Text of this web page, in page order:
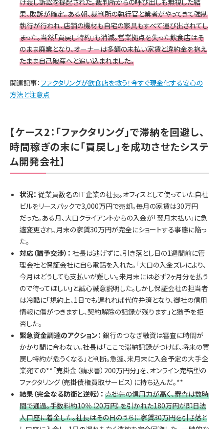
果、敗訴が確定。ある朝、裁判所の執行官と業者がやってきて強制
執行が行われ、店舗の機材も自宅の家具もすべて運び出されてし
まった。当然「買戻し特約」も消滅。営業拠点を失った飲食店はそ
のまま廃業となり、オーナーは多額の未払い家賃と違約金を抱え
たまま自己破産へと追い込まれました。
関連記事： ファクタリングが飲食店を救う！今すぐ現金化する安心の
方法と注意点
【ケース2：「ファクタリング」で滞納を回避し、
時間稼ぎの末に「買戻し」を成功させたシステ
ム開発会社】
状況： 従業員数名のIT企業の社長。オフィスとして使っていた自社
ビルをリースバックで3,000万円で売却。毎月の家賃は30万円
だった。ある月、大口クライアントからの入金が「翌月末払い」に急
遽変更され、月末の家賃30万円が完全にショートする事態に陥っ
た。
対応（猶予交渉）： 社長は逃げずに、引き落とし日の1週間前に管
理会社と保証会社に自ら電話を入れた。「大口の入金ズレにより、
今月はどうしても支払いが難しい。来月末には必ず2ヶ月分を払う
ので待ってほしい」と誠心誠意説明した。しかし保証会社の担当者
は冷酷に「規約上、1日でも遅れれば代位弁済となり、御社の信用
情報に傷がつきますし、契約解除の記録が残ります」と猶予を拒
否した。
緊急資金調達のアクション： 銀行のつなぎ融資は審査に時間が
かかり間に合わない。社長は「ここで滞納記録がつけば、将来の買
戻し特約が危うくなる」と判断。急遽、来月末に入金予定の大手企
業宛ての**「売掛金（請求書）200万円分」を、オンライン完結型の
ファクタリング（売掛債権買取サービス）に持ち込んだ。**
結果（完全なる防衛と逆転）： 売掛先の信用力が高く、審査は数時
間で通過。手数料約10％（20万円）を引かれた180万円が即日法
人口座に着金した。社長はその日のうちに家賃30万円を引き落と